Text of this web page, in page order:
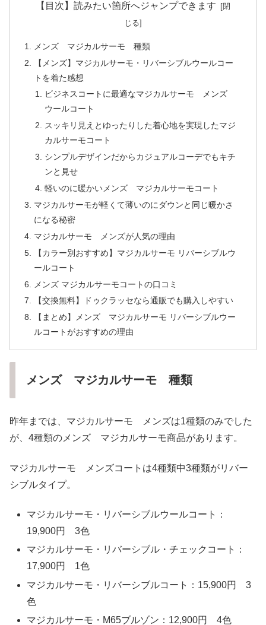
【目次】読みたい箇所へジャンプできます
メンズ マジカルサーモ 種類
【メンズ】マジカルサーモ・リバーシブルウールコー
トを着た感想
ビジネスコートに最適なマジカルサーモ メンズ
ウールコート
スッキリ見えとゆったりした着心地を実現したマジ
カルサーモコート
シンプルデザインだからカジュアルコーデでもキチ
ンと見せ
軽いのに暖かいメンズ マジカルサーモコート
マジカルサーモが軽くて薄いのにダウンと同じ暖かさ
になる秘密
マジカルサーモ メンズが人気の理由
【カラー別おすすめ】マジカルサーモ リバーシブルウ
ールコート
メンズ マジカルサーモコートの口コミ
【交換無料】ドゥクラッセなら通販でも購入しやすい
【まとめ】メンズ マジカルサーモ リバーシブルウー
ルコートがおすすめの理由
メンズ マジカルサーモ 種類
昨年までは、マジカルサーモ メンズは1種類のみでした
が、4種類のメンズ マジカルサーモ商品があります。
マジカルサーモ メンズコートは4種類中3種類がリバー
シブルタイプ。
マジカルサーモ・リバーシブルウールコート：
19,900円 3色
マジカルサーモ・リバーシブル・チェックコート：
17,900円 1色
マジカルサーモ・リバーシブルコート：15,900円 3
色
マジカルサーモ・M65ブルゾン：12,900円 4色